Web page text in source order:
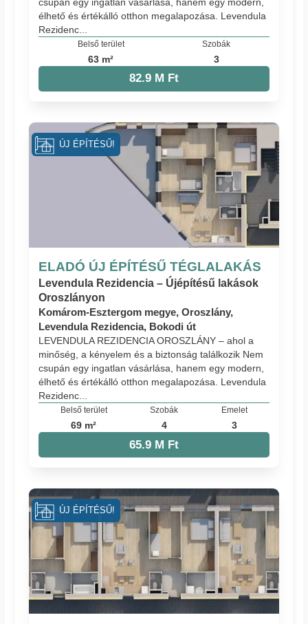
élhető és értékálló otthon megalapozása. Levendula
Rezidenc...
Belső terület
63 m²
Szobák
3
82.9 M Ft
ELADÓ ÚJ ÉPÍTÉSŰ TÉGLALAKÁS
Levendula Rezidencia – Újépítésű lakások
Oroszlányon
Komárom-Esztergom megye, Oroszlány,
Levendula Rezidencia, Bokodi út
LEVENDULA REZIDENCIA OROSZLÁNY – ahol a
minőség, a kényelem és a biztonság találkozik Nem
csupán egy ingatlan vásárlása, hanem egy modern,
élhető és értékálló otthon megalapozása. Levendula
Rezidenc...
Belső terület
69 m²
Szobák
4
Emelet
3
65.9 M Ft
ÚJ ÉPÍTÉSŰ!
ÚJ ÉPÍTÉSŰ!